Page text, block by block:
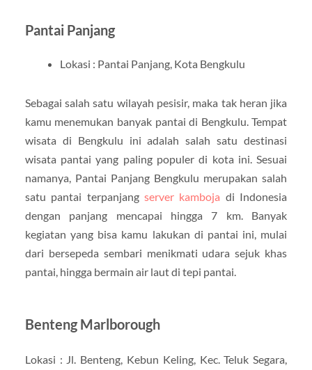
Pantai Panjang
Lokasi : Pantai Panjang, Kota Bengkulu
Sebagai salah satu wilayah pesisir, maka tak heran jika
kamu menemukan banyak pantai di Bengkulu. Tempat
wisata di Bengkulu ini adalah salah satu destinasi
wisata pantai yang paling populer di kota ini. Sesuai
namanya, Pantai Panjang Bengkulu merupakan salah
satu pantai terpanjang server kamboja di Indonesia
dengan panjang mencapai hingga 7 km. Banyak
kegiatan yang bisa kamu lakukan di pantai ini, mulai
dari bersepeda sembari menikmati udara sejuk khas
pantai, hingga bermain air laut di tepi pantai.
Benteng Marlborough
Lokasi : Jl. Benteng, Kebun Keling, Kec. Teluk Segara,